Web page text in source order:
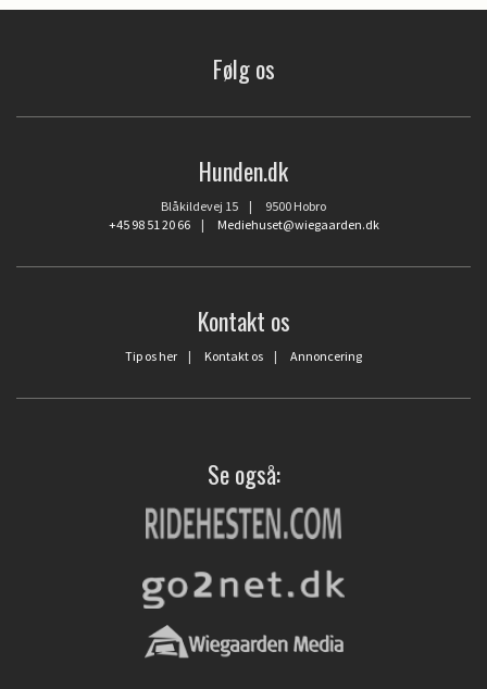
Følg os
Hunden.dk
Blåkildevej 15 | 9500 Hobro
+45 98 51 20 66| Mediehuset@wiegaarden.dk
Kontakt os
Tip os her | Kontakt os | Annoncering
Se også: